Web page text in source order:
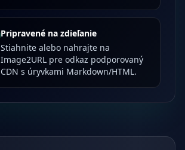
Pripravené na zdieľanie
Stiahnite alebo nahrajte na
Image2URL pre odkaz podporovaný
CDN s úryvkami Markdown/HTML.